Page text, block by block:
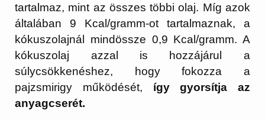
tartalmaz, mint az összes többi olaj. Míg azok
általában 9 Kcal/gramm-ot tartalmaznak, a
kókuszolajnál mindössze 0,9 Kcal/gramm. A
kókuszolaj azzal is hozzájárul a
súlycsökkenéshez, hogy fokozza a
pajzsmirigy működését, így gyorsítja az
anyagcserét.